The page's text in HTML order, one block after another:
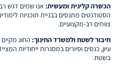
הכשרה קלינית ומעשית: אנו שמים דגש
הסטודנטים מתנסים בבניית תוכניות
צוותים רב-מקצועיים.
חיבור לשטח ולמשרד החינוך: החוג
עיון, כנסים וסיורים במסגרות ייחודיות
בשטח.